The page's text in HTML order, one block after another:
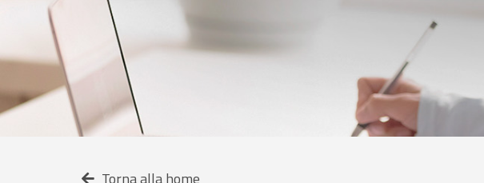
Torna alla home